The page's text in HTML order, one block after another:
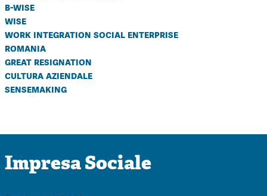
b-wise
wise
work integration social enterprise
romania
great resignation
cultura aziendale
sensemaking
Impresa Sociale